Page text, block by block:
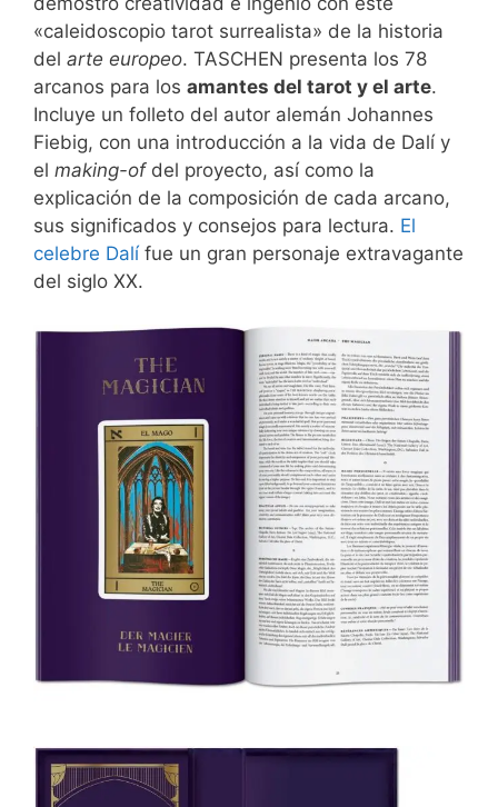
«caleidoscopio tarot surrealista» de la historia
del arte europeo. TASCHEN presenta los 78
arcanos para los amantes del tarot y el arte.
Incluye un folleto del autor alemán Johannes
Fiebig, con una introducción a la vida de Dalí y
el making-ofdel proyecto, así como la
explicación de la composición de cada arcano,
sus significados y consejos para lectura. El
celebre Dalí fue un gran personaje extravagante
del siglo XX.